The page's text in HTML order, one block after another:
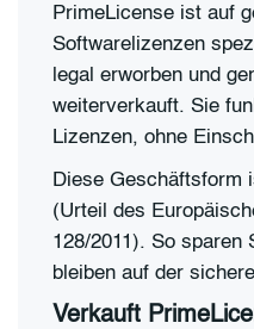
PrimeLicense ist auf
Softwarelizenzen
legal erworben und
weiterverkauft. Sie
Lizenzen, ohne
Diese Geschäftsform
(Urteil des
128/2011). So sparen
bleiben auf der
Verkauft